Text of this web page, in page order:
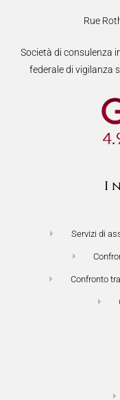
Rue
Società di consulenza
federale di vigilanza
I
Servizi di
Confronto